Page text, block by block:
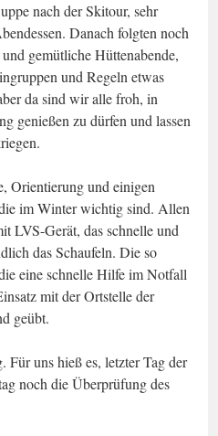
nach der Skitour, sehr
Danach folgten noch
gemütliche Hüttenabende,
und Regeln etwas
da sind wir alle froh, in
genießen zu dürfen und lassen
Orientierung und einigen
im Winter wichtig sind. Allen
LVS-Gerät, das schnelle und
das Schaufeln. Die so
eine schnelle Hilfe im Notfall
mit der Ortstelle der
geübt.
Für uns hieß es, letzter Tag der
noch die Überprüfung des